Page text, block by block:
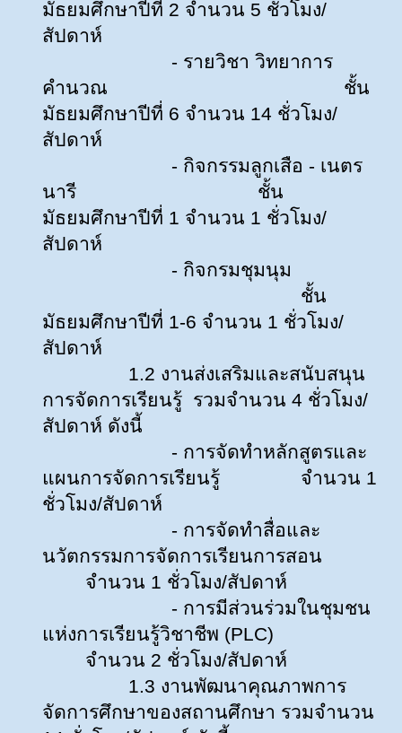
มัธยมศึกษาปีที่ 2 จำนวน 5 ชั่วโมง/
สัปดาห์
- รายวิชาวิทยาการ
คำนวณ
ชั้น
มัธยมศึกษาปีที่ 6 จำนวน 14 ชั่วโมง/
สัปดาห์
- กิจกรรมลูกเสือ - เนตร
นารี
ชั้น
มัธยมศึกษาปีที่ 1 จำนวน 1 ชั่วโมง/
สัปดาห์
- กิจกรมชุมนุม
ชั้น
มัธยมศึกษาปีที่ 1-6 จำนวน 1 ชั่วโมง/
สัปดาห์
1.2 งานส่งเสริมและสนับสนุน
การจัดการเรียนรู้ รวมจำนวน 4 ชั่วโมง/
สัปดาห์ ดังนี้
- การจัดทำหลักสูตรและ
แผนการจัดการเรียนรู้
จำนวน 1
ชั่วโมง/สัปดาห์
- การจัดทำสื่อและ
นวัตกรรมการจัดการเรียนการสอน
จำนวน 1 ชั่วโมง/สัปดาห์
- การมีส่วนร่วมในชุมชน
แห่งการเรียนรู้วิชาชีพ (PLC)
จำนวน 2 ชั่วโมง/สัปดาห์
1.3 งานพัฒนาคุณภาพการ
จัดการศึกษาของสถานศึกษา รวมจำนวน